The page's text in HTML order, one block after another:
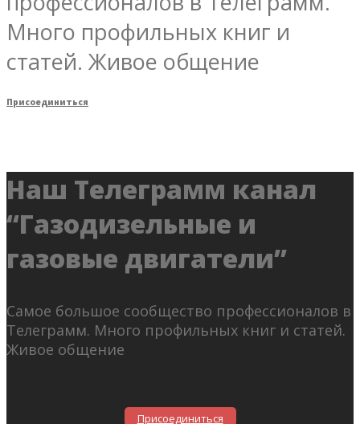
Много профильных книг и
статей. Живое общение
Присоединиться
Наш Телеграмм канал
“Газодизельные и
газовые двигатели”
Самое большое сообщество профессионалов в
Телеграмм. Много профильных книг и статей.
Живое общение
Присоединиться